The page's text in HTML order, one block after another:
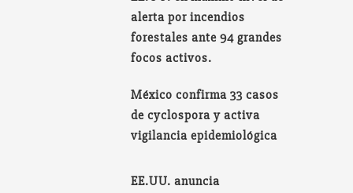
alerta por incendios
forestales ante 94 grandes
focos activos.
México confirma 33 casos
de cyclospora y activa
vigilancia epidemiológica
EE.UU. anuncia